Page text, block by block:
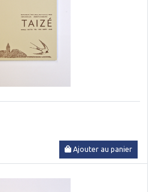
Ajouter au panier